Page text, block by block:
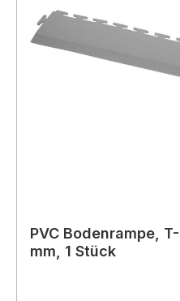
PVC Bodenrampe,
mm, 1 Stück